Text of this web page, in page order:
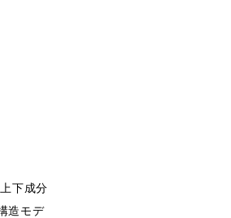
下成分
造モデ